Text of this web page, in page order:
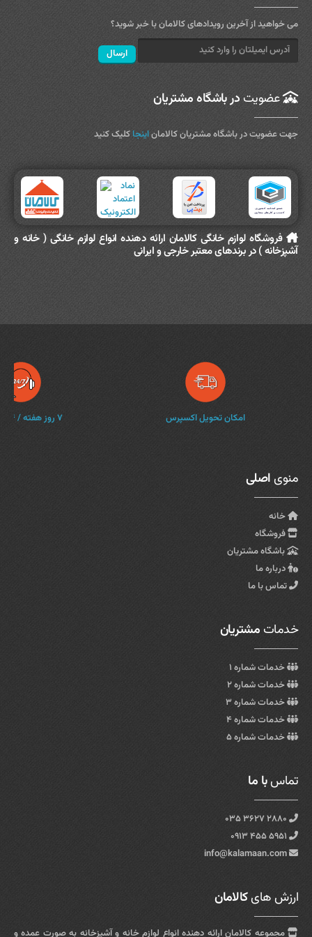
می خواهید از آخرین رویدادهای کالامان با خبر شوید؟
عضویت در باشگاه مشتریان
جهت عضویت در باشگاه مشتریان کالاماناینجا کلیک کنید
فروشگاه لوازم خانگی کالامان ارائه دهنده انواع لوازم خانگی ( خانه و
آشپزخانه ) در برندهای معتبر خارجی و ایرانی
امکان تحویل اکسپرس ۷ روز هفته / ۲۴ ساعته
منویاصلی
خانه
فروشگاه
باشگاه مشتریان
درباره ما
تماس با ما
خدمات مشتریان
خدمات شماره ۱
خدمات شماره ۲
خدمات شماره ۳
خدمات شماره ۴
خدمات شماره ۵
تماسبا ما
info@kalamaan.com
ارزش هایکالامان
مجموعه کالامان ارائه دهنده انواع لوازم خانه و آشپزخانه به صورت عمده و